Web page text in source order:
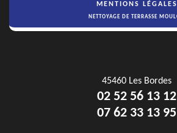
MENTIONS LÉGALES
NETTOYAGE DE TERRASSE
45460 Les Bordes
02 52 56 13 12
07 62 33 13 95